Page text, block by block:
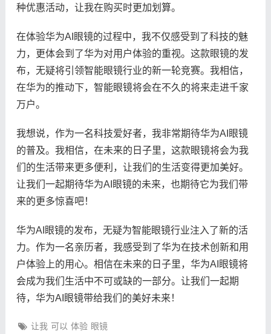
种优惠活动，让我在购买时更加划算。
在体验华为AI眼镜的过程中，我不仅感受到了科技的魅
力，更体会到了华为对用户体验的重视。这款眼镜的发
布，无疑将引领智能眼镜行业的新一轮竞赛。我相信，
在华为的推动下，智能眼镜将会在不久的将来走进千家
万户。
我想说，作为一名科技爱好者，我非常期待华为AI眼镜
的普及。我相信，在未来的日子里，这款眼镜将会为我
们的生活带来更多便利，让我们的生活变得更加美好。
让我们一起期待华为AI眼镜的未来，也期待它为我们带
来的更多惊喜吧！
华为AI眼镜的发布，无疑为智能眼镜行业注入了新的活
力。作为一名亲历者，我感受到了华为在技术创新和用
户体验上的用心。相信在未来的日子里，华为AI眼镜将
会成为我们生活中不可或缺的一部分。让我们一起期
待，华为AI眼镜带给我们的美好未来！
让我 可以 体验 眼镜